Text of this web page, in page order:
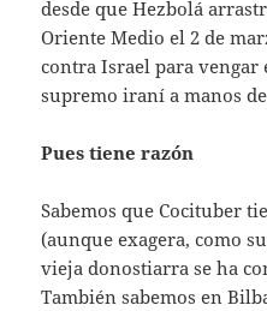
desde que Hezbolá
Oriente Medio el 2 de
contra Israel para vengar
supremo iraní a manos
Pues tiene razón
Sabemos que Cocituber
(aunque exagera, como
vieja donostiarra se ha
También sabemos en